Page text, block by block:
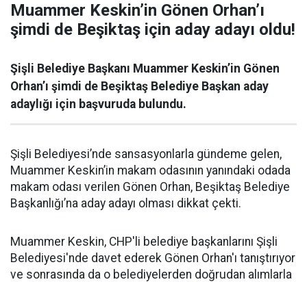
Muammer Keskin’in Gönen Orhan’ı
şimdi de Beşiktaş için aday adayı oldu!
Şişli Belediye Başkanı Muammer Keskin’in Gönen
Orhan’ı şimdi de Beşiktaş Belediye Başkan aday
adaylığı için başvuruda bulundu.
Şişli Belediyesi’nde sansasyonlarla gündeme gelen,
Muammer Keskin’in makam odasının yanındaki odada
makam odası verilen Gönen Orhan, Beşiktaş Belediye
Başkanlığı’na aday adayı olması dikkat çekti.
Muammer Keskin, CHP'li belediye başkanlarını Şişli
Belediyesi'nde davet ederek Gönen Orhan'ı tanıştırıyor
ve sonrasında da o belediyelerden doğrudan alımlarla